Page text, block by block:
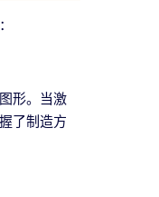
形。当激
了制造方